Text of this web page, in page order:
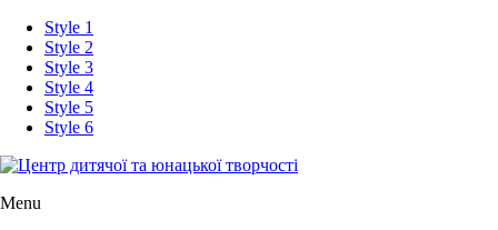
Style 1
Style 2
Style 3
Style 4
Style 5
Style 6
Menu